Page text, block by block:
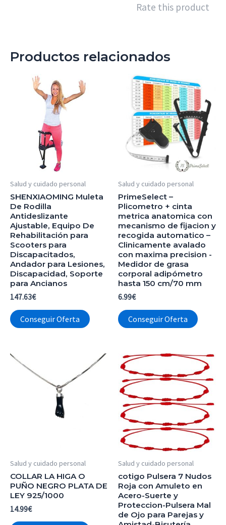
Rate this product
Productos relacionados
Salud y cuidado personal
SHENXIAOMING Muleta
De Rodilla
Antideslizante
Ajustable, Equipo De
Rehabilitación para
Scooters para
Discapacitados,
Andador para Lesiones,
Discapacidad, Soporte
para Ancianos
147.63€
Conseguir Oferta
Salud y cuidado personal
PrimeSelect –
Plicometro + cinta
metrica anatomica con
mecanismo de fijacion y
recogida automatico –
Clinicamente avalado
con maxima precision -
Medidor de grasa
corporal adipómetro
hasta 150 cm/70 mm
6.99€
Conseguir Oferta
Salud y cuidado personal
COLLAR LA HIGA O
PUÑO NEGRO PLATA DE
LEY 925/1000
14.99€
Salud y cuidado personal
cotigo Pulsera 7 Nudos
Roja con Amuleto en
Acero-Suerte y
Proteccion-Pulsera Mal
de Ojo para Parejas y